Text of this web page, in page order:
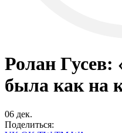
Ролан Гусев:
была как на
06 дек.
Поделиться: